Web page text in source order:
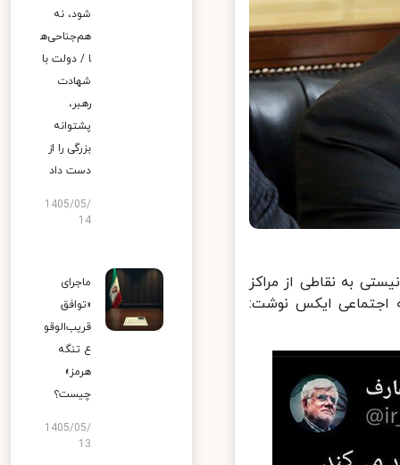
رژیم صهیونیستی به نقاطی از مراکز
اجتماعی ایکس نوشت:
شود، نه
هم‌جناحی‌ه
ا / دولت با
شهادت
رهبر،
پشتوانه
بزرگی را از
دست داد
1405/05/
14
ماجرای
«توافق
قریب‌الوقو
ع تنگه
هرمز»
چیست؟
1405/05/
13